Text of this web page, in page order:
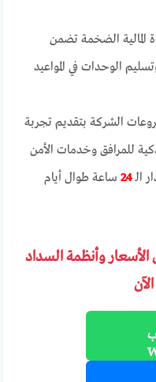
المالية الضخمة تضمن
الوحدات في المواعيد
الشركة بتقديم تجربة
للمرافق وخدمات الأمن
الـ24 ساعة طوال أيام
الأسعار وأنظمة السداد